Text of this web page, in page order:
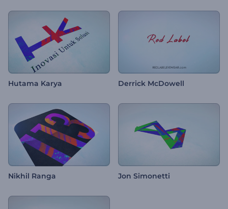
Hutama Karya Derrick McDowell
Nikhil Ranga Jon Simonetti